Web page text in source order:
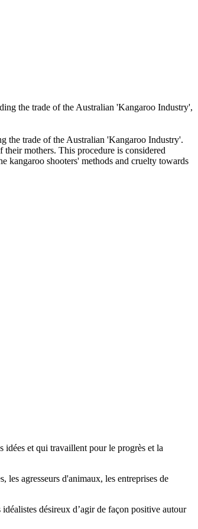
the trade of the Australian 'Kangaroo Industry',
the trade of the Australian 'Kangaroo Industry'.
mothers. This procedure is considered
kangaroo shooters' methods and cruelty towards
idées et qui travaillent pour le progrès et la
les agresseurs d'animaux, les entreprises de
désireux d’agir de façon positive autour